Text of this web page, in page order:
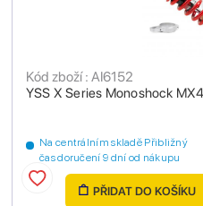
YSS X Series Monoshock
Kód zboží : AI6152
Na centrálním skladě Přibližný
čas doručení 9 dní od nákupu
PŘIDAT DO KOŠÍKU